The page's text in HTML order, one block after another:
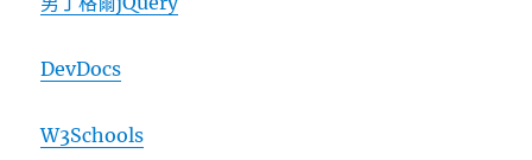
DevDocs
W3Schools